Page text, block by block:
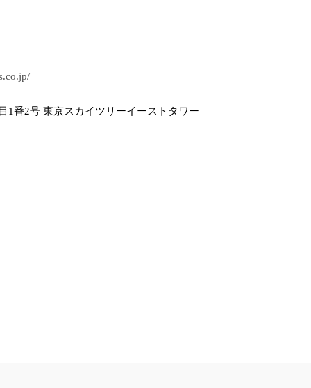
1番2号 東京スカイツリーイーストタワー